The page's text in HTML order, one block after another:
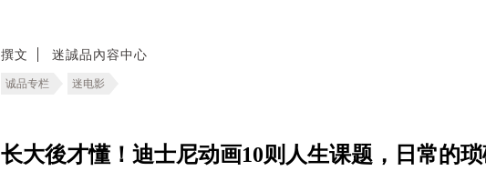
撰文 迷誠品內容中心
诚品专栏 迷电影
长大後才懂！迪士尼动画10则人生课题，日常的